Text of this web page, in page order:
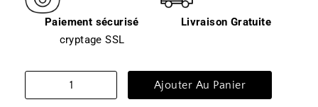
Paiement sécurisé
cryptage SSL
Livraison Gratuite
quantité
Ajouter Au Panier